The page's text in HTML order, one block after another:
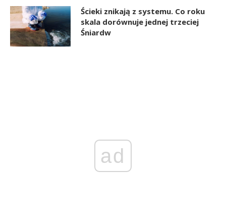
Ścieki znikają z systemu. Co roku
skala dorównuje jednej trzeciej
Śniardw
ad